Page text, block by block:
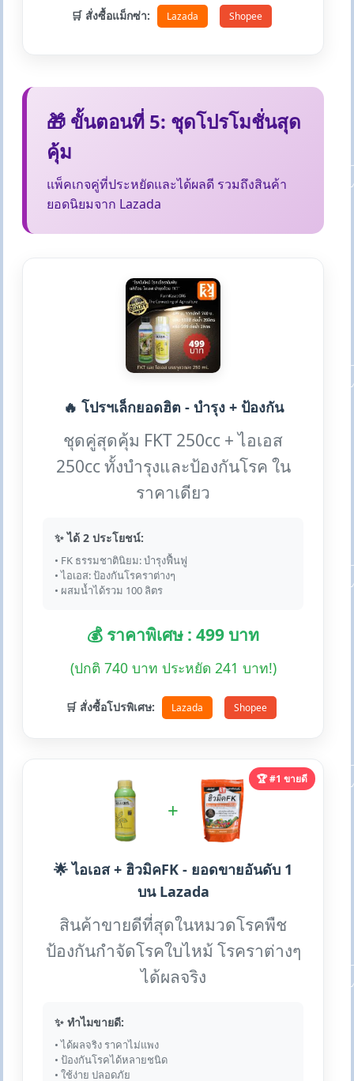
🛒 สั่งซื้อแม็กซ่า: Lazada Shopee
🎁 ขั้นตอนที่ 5: ชุดโปรโมชั่นสุด
คุ้ม
แพ็คเกจคู่ที่ประหยัดและได้ผลดี รวมถึงสินค้า
ยอดนิยมจาก Lazada
🔥 โปรฯเล็กยอดฮิต - บำรุง + ป้องกัน
ชุดคู่สุดคุ้ม FKT 250cc + ไอเอส
250cc ทั้งบำรุงและป้องกันโรค ใน
ราคาเดียว
✨ ได้ 2 ประโยชน์:
• FK ธรรมชาตินิยม: บำรุงฟื้นฟู
• ไอเอส: ป้องกันโรคราต่างๆ
• ผสมน้ำได้รวม 100 ลิตร
💰 ราคาพิเศษ : 499 บาท
(ปกติ 740 บาท ประหยัด 241 บาท!)
🛒 สั่งซื้อโปรพิเศษ: Lazada Shopee
🏆 #1 ขายดี
+
🌟 ไอเอส + ฮิวมิคFK - ยอดขายอันดับ 1
บน Lazada
สินค้าขายดีที่สุดในหมวดโรคพืช
ป้องกันกำจัดโรคใบไหม้ โรคราต่างๆ
ได้ผลจริง
✨ ทำไมขายดี:
• ได้ผลจริง ราคาไม่แพง
• ป้องกันโรคได้หลายชนิด
• ใช้ง่าย ปลอดภัย